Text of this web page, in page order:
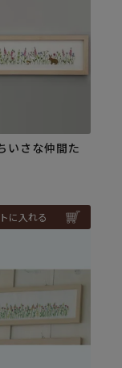
いさな仲間た
に入れる